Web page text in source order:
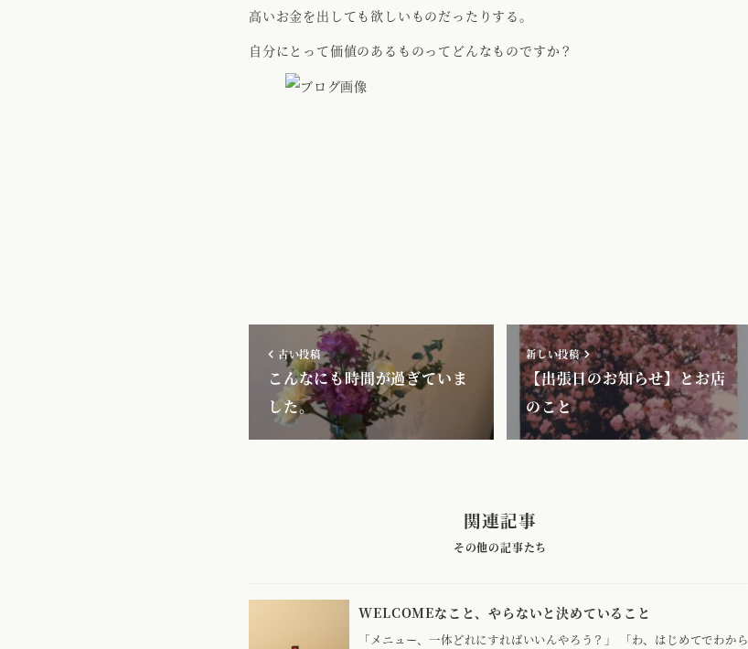
高いお金を出しても欲しいものだったりする。
自分にとって価値のあるものってどんなものですか？
古い投稿
こんなにも時間が過ぎていま
した。
新しい投稿
【出張日のお知らせ】とお店
のこと
関連記事
WELCOMEなこと、やらないと決めていること
「メニュー、一体どれにすればいいんやろう？」 「わ、はじめてでわから